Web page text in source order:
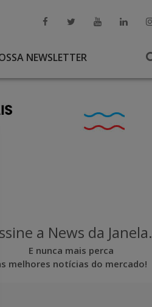
NEWSLETTER
a News da Janela.
E nunca mais perca
melhores notícias do mercado!